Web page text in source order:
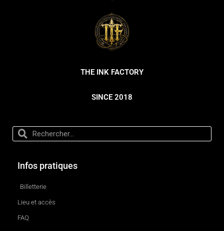
THE INK FACTORY
SINCE 2018
Infos pratiques
Billetterie
Lieu et accès
FAQ